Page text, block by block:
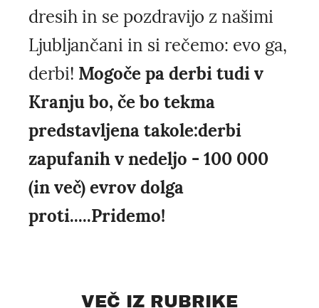
dresih in se pozdravijo z našimi
Ljubljančani in si rečemo: evo ga,
derbi! Mogoče pa derbi tudi v
Kranju bo, če bo tekma
predstavljena takole:derbi
zapufanih v nedeljo - 100 000
(in več) evrov dolga
proti.....Pridemo!
VEČ IZ RUBRIKE